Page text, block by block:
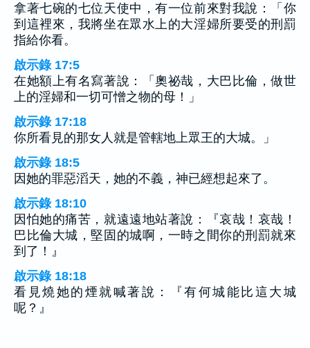
拿著七碗的七位天使中，有一位前來對我說：「你
到這裡來，我將坐在眾水上的大淫婦所要受的刑罰
指給你看。
啟示錄 17:5
在她額上有名寫著說：「奧祕哉，大巴比倫，做世
上的淫婦和一切可憎之物的母！」
啟示錄 17:18
你所看見的那女人就是管轄地上眾王的大城。」
啟示錄 18:5
因她的罪惡滔天，她的不義，神已經想起來了。
啟示錄 18:10
因怕她的痛苦，就遠遠地站著說：『哀哉！哀哉！
巴比倫大城，堅固的城啊，一時之間你的刑罰就來
到了！』
啟示錄 18:18
看見燒她的煙就喊著說：『有何城能比這大城
呢？』